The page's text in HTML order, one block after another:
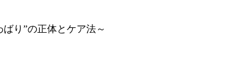
り”の正体とケア法～